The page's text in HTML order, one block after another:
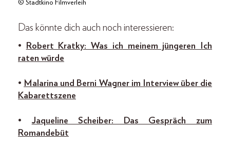
© Stadtkino Filmverleih
Das könnte dich auch noch interessieren:
•
Robert Kratky: Was ich meinem jüngeren Ich
raten würde
• Malarina und Berni Wagner im Interview über die
Kabarettszene
• Jaqueline Scheiber: Das Gespräch zum
Romandebüt